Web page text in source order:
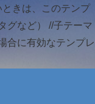
きは、このテンプ
グなど） //子テーマ
合に有効なテンプレ